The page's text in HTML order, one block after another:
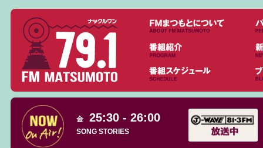
金 25:30 - 26:00
SONG STORIES